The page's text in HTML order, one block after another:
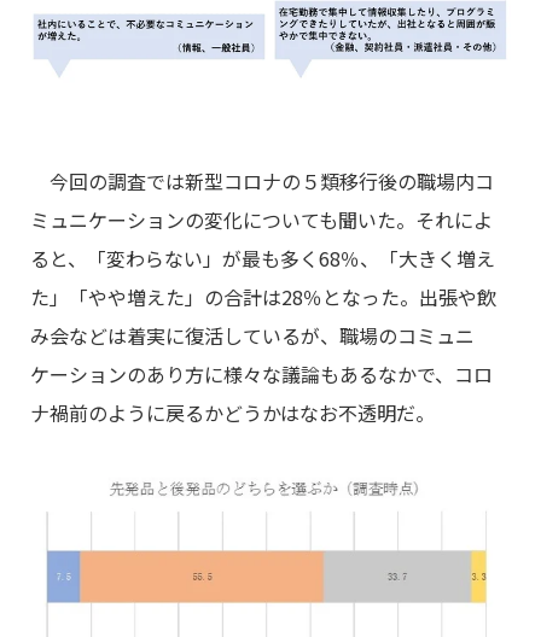
今回の調査では新型コロナの５類移行後の職場内コ
ミュニケーションの変化についても聞いた。それによ
ると、「変わらない」が最も多く68％、「大きく増え
た」「やや増えた」の合計は28％となった。出張や飲
み会などは着実に復活しているが、職場のコミュニ
ケーションのあり方に様々な議論もあるなかで、コロ
ナ禍前のように戻るかどうかはなお不透明だ。